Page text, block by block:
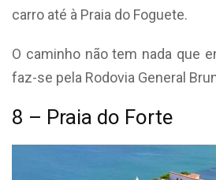
carro até à Praia do Foguete.
O caminho não tem nada que
faz-se pela Rodovia General
8 – Praia do Forte